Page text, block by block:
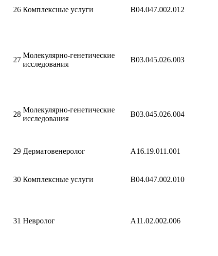
26 Комплексные услуги B04.047.002.012
27
Молекулярно-генетические
исследования
B03.045.026.003
28
Молекулярно-генетические
исследования
B03.045.026.004
29 Дерматовенеролог A16.19.011.001
30 Комплексные услуги B04.047.002.010
31 Невролог A11.02.002.006